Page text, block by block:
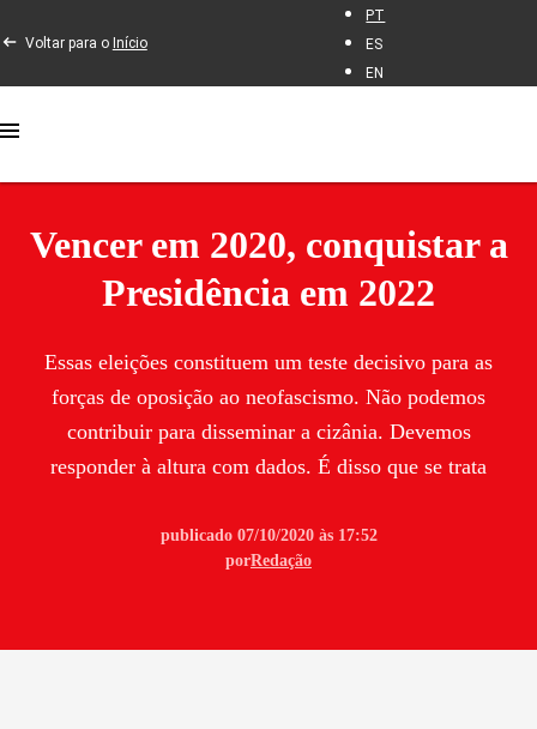
Voltar para o Início
PT
ES
EN
Vencer em 2020, conquistar a
Presidência em 2022
Essas eleições constituem um teste decisivo para as
forças de oposição ao neofascismo. Não podemos
contribuir para disseminar a cizânia. Devemos
responder à altura com dados. É disso que se trata
publicado 07/10/2020 às 17:52
porRedação